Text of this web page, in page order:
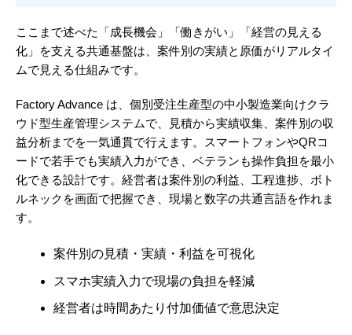
ここまで述べた「成長機会」「働きがい」「経営の見える
化」を支える共通基盤は、案件別の実績と原価がリアルタイ
ムで見える仕組みです。
Factory Advance は、個別受注生産型の中小製造業向けクラ
ウド型生産管理システムで、見積から実績収集、案件別の収
益分析までを一気通貫で行えます。スマートフォンやQRコ
ードで若手でも実績入力ができ、ベテランも操作負担を最小
化できる設計です。経営者は案件別の利益、工程進捗、ボト
ルネックを画面で把握でき、現場と数字の共通言語を作れま
す。
案件別の見積・実績・利益を可視化
スマホ実績入力で現場の負担を軽減
経営者は時間あたり付加価値で意思決定